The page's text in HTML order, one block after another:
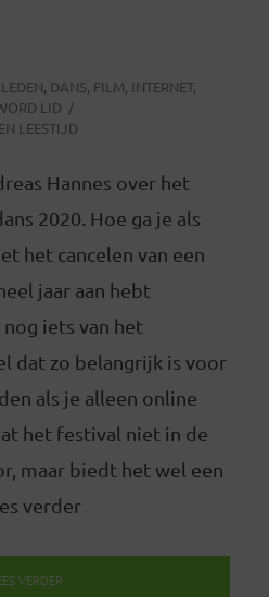
, DANS, FILM, INTERNET,
LID
LEESTIJD
Hannes over het
2020. Hoe ga je als
het cancelen van een
jaar aan hebt
iets van het
dat zo belangrijk is voor
als je alleen online
het festival niet in de
maar biedt het wel een
verder
VERDER